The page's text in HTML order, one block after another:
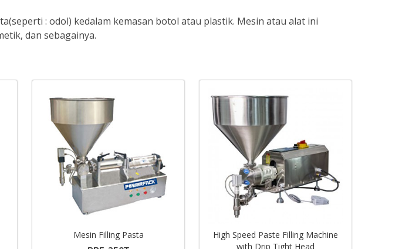
: odol) kedalam kemasan botol atau plastik. Mesin atau alat ini
dan sebagainya.
Mesin Filling Pasta
High Speed Paste Filling Machine
with Drip Tight Head